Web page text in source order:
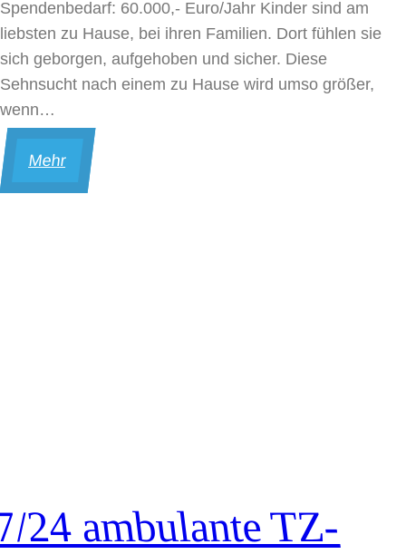
Spendenbedarf: 60.000,- Euro/Jahr Kinder sind am
liebsten zu Hause, bei ihren Familien. Dort fühlen sie
sich geborgen, aufgehoben und sicher. Diese
Sehnsucht nach einem zu Hause wird umso größer,
wenn…
Mehr
24 ambulante TZ-